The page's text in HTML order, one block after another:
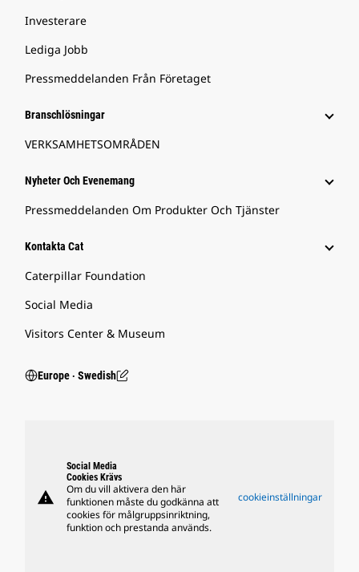
Investerare
Lediga Jobb
Pressmeddelanden Från Företaget
Branschlösningar
VERKSAMHETSOMRÅDEN
Nyheter Och Evenemang
Pressmeddelanden Om Produkter Och Tjänster
Kontakta Cat
Caterpillar Foundation
Social Media
Visitors Center & Museum
Europe ‧ Swedish
warning
Social Media
Cookies Krävs
Om du vill aktivera den här
funktionen måste du godkänna att
cookies för målgruppsinriktning,
funktion och prestanda används.
cookieinställningar